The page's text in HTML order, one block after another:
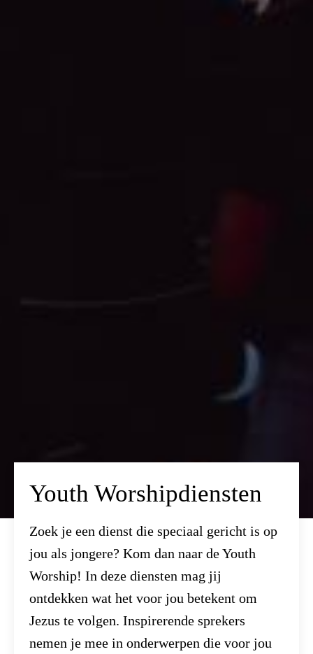
Youth Worshipdiensten
Zoek je een dienst die speciaal gericht is op
jou als jongere? Kom dan naar de Youth
Worship! In deze diensten mag jij
ontdekken wat het voor jou betekent om
Jezus te volgen. Inspirerende sprekers
nemen je mee in onderwerpen die voor jou